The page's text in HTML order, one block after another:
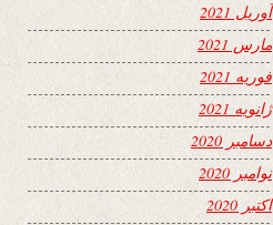
آوریل 2021
مارس 2021
فوریه 2021
ژانویه 2021
دسامبر 2020
نوامبر 2020
اکتبر 2020